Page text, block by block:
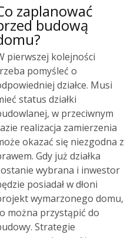
zaplanować
budową
pierwszej kolejności
pomyśleć o
działce. Musi
status działki
w przeciwnym
realizacja zamierzenia
okazać się niezgodna z
Gdy już działka
wybrana i inwestor
posiadał w dłoni
wymarzonego domu,
można przystąpić do
Strategie